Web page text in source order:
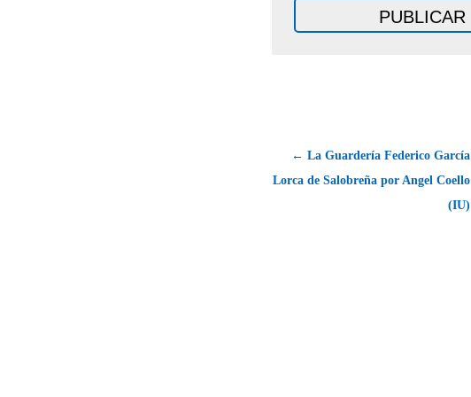
← La Guardería Federico García
Lorca de Salobreña por Angel Coello
(IU)